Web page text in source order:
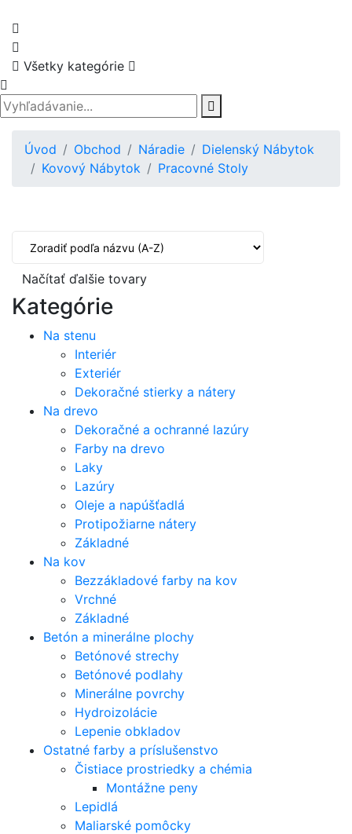
Všetky kategórie
Úvod Obchod Náradie
Dielenský Nábytok
Kovový Nábytok
Pracovné Stoly
Kategórie
Na stenu
Interiér
Exteriér
Dekoračné stierky a nátery
Na drevo
Dekoračné a ochranné lazúry
Farby na drevo
Laky
Lazúry
Oleje a napúšťadlá
Protipožiarne nátery
Základné
Na kov
Bezzákladové farby na kov
Vrchné
Základné
Betón a minerálne plochy
Betónové strechy
Betónové podlahy
Minerálne povrchy
Hydroizolácie
Lepenie obkladov
Ostatné farby a príslušenstvo
Čistiace prostriedky a chémia
Montážne peny
Lepidlá
Maliarské pomôcky
Načítať ďalšie tovary